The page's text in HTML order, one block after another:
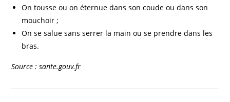
On tousse ou on éternue dans son coude ou dans son
mouchoir ;
On se salue sans serrer la main ou se prendre dans les
bras.
Source : sante.gouv.fr